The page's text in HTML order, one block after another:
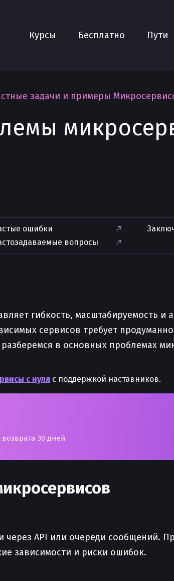
Курсы Бесплатно Пути
О нас
Проекты
задачи и примеры
ошибки
вопросы
гибкость, масштабируемость
сервисов требует
разберемся в основных проблемах
с нуля с поддержкой наставников.
возврата 30 дней
API или очереди сообщений.
зависимости и риски ошибок.